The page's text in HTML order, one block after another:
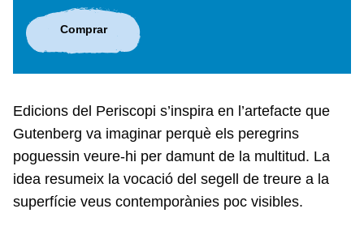
Comprar
Edicions del Periscopi s’inspira en l’artefacte que
Gutenberg va imaginar perquè els peregrins
poguessin veure-hi per damunt de la multitud. La
idea resumeix la vocació del segell de treure a la
superfície veus contemporànies poc visibles.